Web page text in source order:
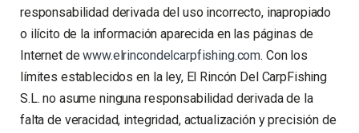
responsabilidad derivada del uso incorrecto, inapropiado
o ilícito de la información aparecida en las páginas de
Internet dewww.elrincondelcarpfishing.com. Con los
límites establecidos en la ley, El Rincón Del CarpFishing
S.L. no asume ninguna responsabilidad derivada de la
falta de veracidad, integridad, actualización y precisión de